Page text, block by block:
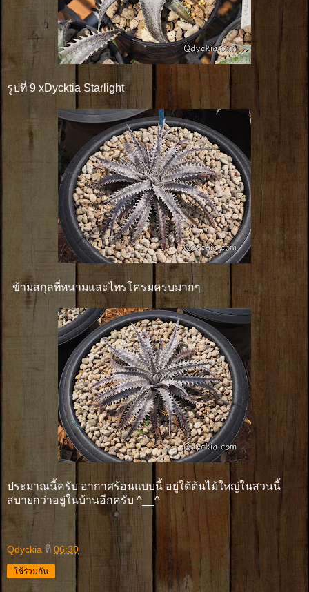
รูปที่ 9 xDycktia Starlight
ข้ามสกุลที่หนามและไทรโครมครบมากๆ
ประมาณนี้ครับ อากาศร้อนแบบนี้ อยู่ใต้ต้นไม้ใหญ่ในสวนนี้
สบายกว่าอยู่ในบ้านอีกครับ ^__^
Qdyckia ที่ 06:30
ใช้ร่วมกัน